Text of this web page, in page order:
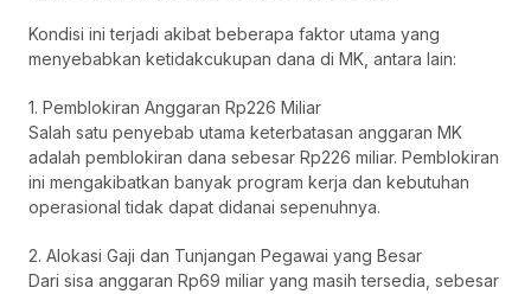
Kondisi ini terjadi akibat beberapa faktor utama yang
menyebabkan ketidakcukupan dana di MK, antara lain:
1. Pemblokiran Anggaran Rp226 Miliar
Salah satu penyebab utama keterbatasan anggaran MK
adalah pemblokiran dana sebesar Rp226 miliar. Pemblokiran
ini mengakibatkan banyak program kerja dan kebutuhan
operasional tidak dapat didanai sepenuhnya.
2. Alokasi Gaji dan Tunjangan Pegawai yang Besar
Dari sisa anggaran Rp69 miliar yang masih tersedia, sebesar